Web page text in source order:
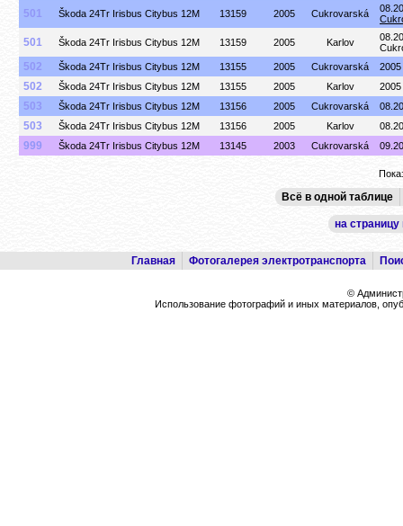
501 Škoda 24Tr Irisbus Citybus 12M 13159 2005 Cukrovarská
501 Škoda 24Tr Irisbus Citybus 12M 13159 2005 Karlov
502 Škoda 24Tr Irisbus Citybus 12M 13155 2005 Cukrovarská
502 Škoda 24Tr Irisbus Citybus 12M 13155 2005 Karlov
503 Škoda 24Tr Irisbus Citybus 12M 13156 2005 Cukrovarská
503 Škoda 24Tr Irisbus Citybus 12M 13156 2005 Karlov
999 Škoda 24Tr Irisbus Citybus 12M 13145 2003 Cukrovarská
Всё в одной таблице
на страницу
Главная Фотогалерея электротранспорта
©
Использование фотографий и иных материалов,